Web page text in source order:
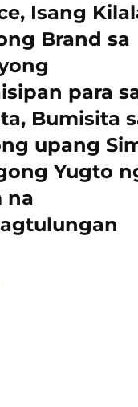
Isang
Brand sa
para
Bumisita
upang
Yugto
na